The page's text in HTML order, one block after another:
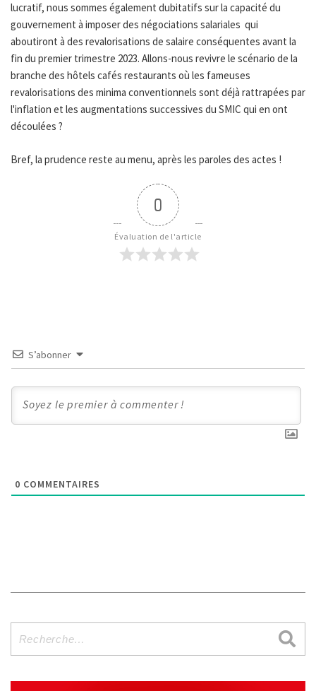
lucratif, nous sommes également dubitatifs sur la capacité du
gouvernement à imposer des négociations salariales qui
aboutiront à des revalorisations de salaire conséquentes avant la
fin du premier trimestre 2023. Allons-nous revivre le scénario de la
branche des hôtels cafés restaurants où les fameuses
revalorisations des minima conventionnels sont déjà rattrapées par
l'inflation et les augmentations successives du SMIC qui en ont
découlées ?
Bref, la prudence reste au menu, après les paroles des actes !
0
Évaluation de l'article
S’abonner
0 COMMENTAIRES
pour